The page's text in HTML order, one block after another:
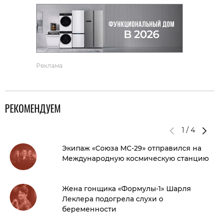
Реклама
РЕКОМЕНДУЕМ
1 / 4
Экипаж «Союза МС-29» отправился на
Международную космическую станцию
Жена гонщика «Формулы-1» Шарля
Леклера подогрела слухи о
беременности